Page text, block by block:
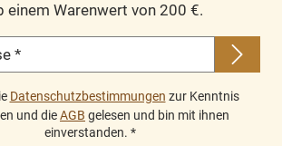
einem Warenwert von 200 €.
*
Datenschutzbestimmungen zur Kenntnis
und dieAGB gelesen und bin mit ihnen
einverstanden. *